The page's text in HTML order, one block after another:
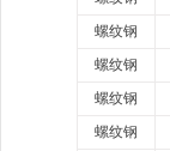
螺纹钢
螺纹钢
螺纹钢
螺纹钢